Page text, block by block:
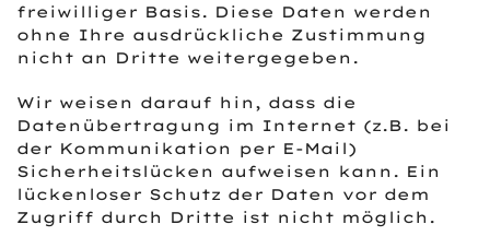
freiwilliger Basis. Diese Daten werden
ohne Ihre ausdrückliche Zustimmung
nicht an Dritte weitergegeben.
Wir weisen darauf hin, dass die
Datenübertragung im Internet (z.B. bei
der Kommunikation per E-Mail)
Sicherheitslücken aufweisen kann. Ein
lückenloser Schutz der Daten vor dem
Zugriff durch Dritte ist nicht möglich.